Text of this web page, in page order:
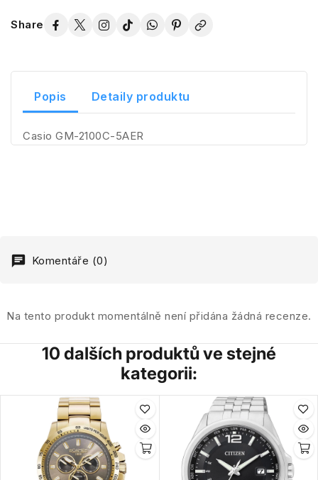
Share
Popis Detaily produktu
Casio GM-2100C-5AER
Komentáře (0)
Na tento produkt momentálně není přidána žádná recenze.
10 dalších produktů ve stejné
kategorii: